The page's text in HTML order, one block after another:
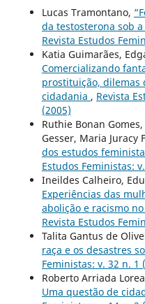
Lucas Tramontano,
da testosterona sob
Revista Estudos
Katia Guimarães,
Comercializando
prostituição, dilemas
cidadania , Revista
(2005)
Ruthie Bonan
Gesser, Maria Juracy
dos estudos
Estudos Feministas:
Ineildes Calheiro,
Experiências das
abolição e racismo
Revista Estudos
Talita Gantus de
raça e os desastres
Feministas: v. 32 n. 1
Roberto Arriada
Uma questão de